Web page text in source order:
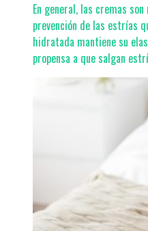
En general, las cremas
prevención de las estrías
hidratada mantiene su
propensa a que salgan